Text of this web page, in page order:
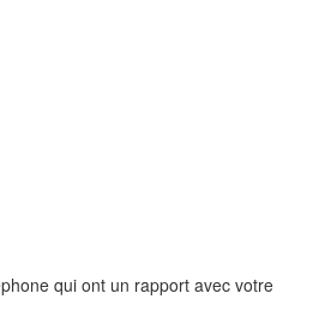
qui ont un rapport avec votre